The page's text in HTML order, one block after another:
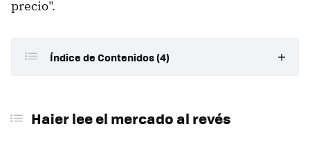
precio".
Índice de Contenidos (4)
Las teles Haier de 2026, de un vistazo
Haier lee el mercado al revés